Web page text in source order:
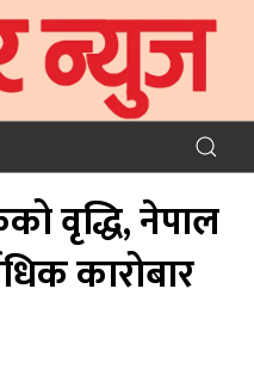
वृद्धि, नेपाल
कारोबार